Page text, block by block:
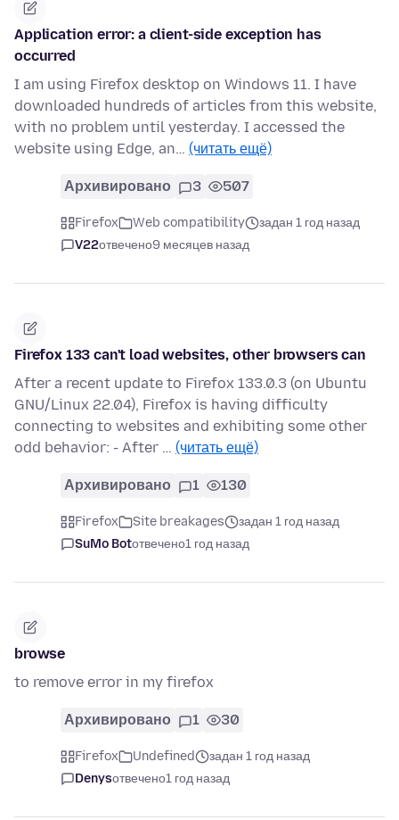
Application error: a client-side exception has
occurred
I am using Firefox desktop on Windows 11. I have
downloaded hundreds of articles from this website,
with no problem until yesterday. I accessed the
website using Edge, an… (читать ещё)
Архивировано 3 507
Firefox Web compatibility
задан 1 год назад
V22отвечено9 месяцев назад
Firefox 133 can't load websites, other browsers can
After a recent update to Firefox 133.0.3 (on Ubuntu
GNU/Linux 22.04), Firefox is having difficulty
connecting to websites and exhibiting some other
odd behavior: - After … (читать ещё)
Архивировано 1 130
Firefox Site breakages
задан 1 год назад
SuMo Botотвечено1 год назад
browse
to remove error in my firefox
Архивировано 1 30
Firefox Undefined
задан 1 год назад
Denysотвечено1 год назад